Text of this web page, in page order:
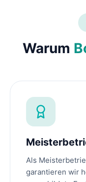
Warum
Als
garantieren wir